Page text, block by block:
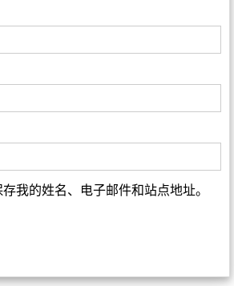
我的姓名、电子邮件和站点地址。